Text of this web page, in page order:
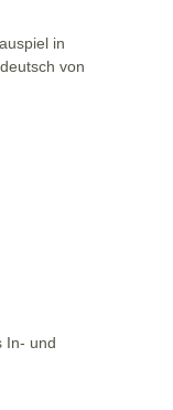
in
von
In- und